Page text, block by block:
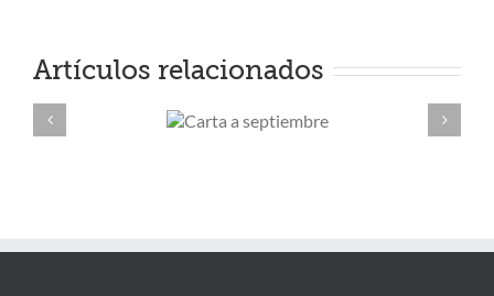
Artículos relacionados
Carta a